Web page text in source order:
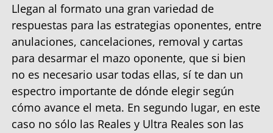
Llegan al formato una gran variedad de
respuestas para las estrategias oponentes, entre
anulaciones, cancelaciones, removal y cartas
para desarmar el mazo oponente, que si bien
no es necesario usar todas ellas, sí te dan un
espectro importante de dónde elegir según
cómo avance el meta. En segundo lugar, en este
caso no sólo las Reales y Ultra Reales son las